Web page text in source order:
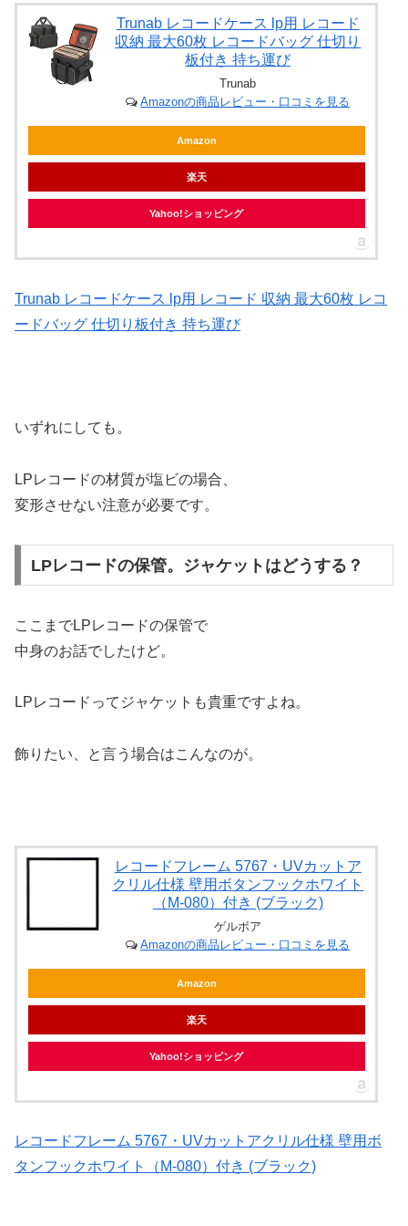
Trunab レコードケース lp用 レコード
収納 最大60枚 レコードバッグ 仕切り
板付き 持ち運び
Trunab
Amazonの商品レビュー・口コミを見る
Amazon
楽天
Yahoo!ショッピング
Trunab レコードケース lp用 レコード 収納 最大60枚 レコ
ードバッグ 仕切り板付き 持ち運び
いずれにしても。
LPレコードの材質が塩ビの場合、
変形させない注意が必要です。
LPレコードの保管。ジャケットはどうする？
ここまでLPレコードの保管で
中身のお話でしたけど。
LPレコードってジャケットも貴重ですよね。
飾りたい、と言う場合はこんなのが。
レコードフレーム 5767・UVカットア
クリル仕様 壁用ボタンフックホワイト
（M-080）付き (ブラック)
ゲルボア
Amazonの商品レビュー・口コミを見る
Amazon
楽天
Yahoo!ショッピング
レコードフレーム 5767・UVカットアクリル仕様 壁用ボ
タンフックホワイト（M-080）付き (ブラック)